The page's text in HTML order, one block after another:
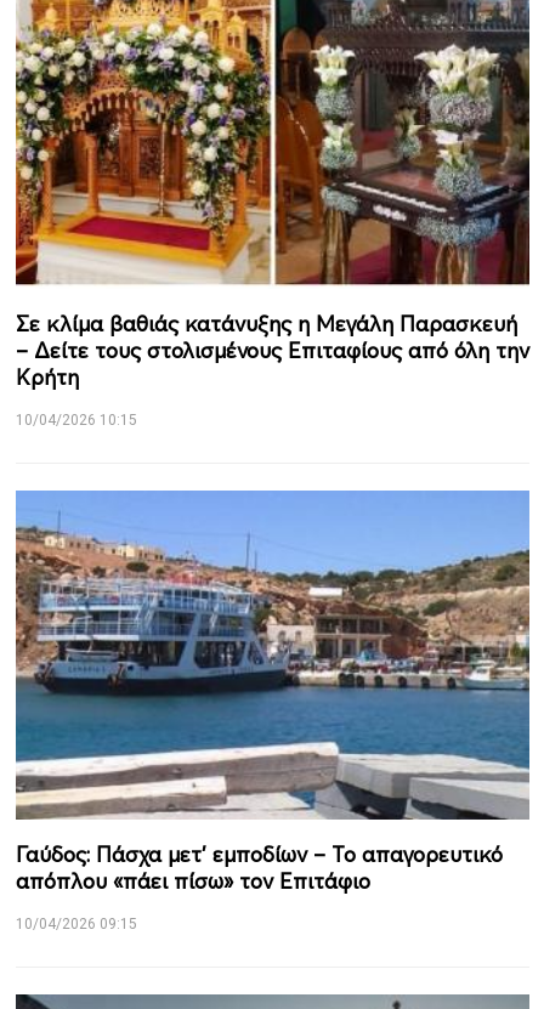
Σε κλίμα βαθιάς κατάνυξης η Μεγάλη Παρασκευή
– Δείτε τους στολισμένους Επιταφίους από όλη την
Κρήτη
10/04/2026 10:15
Γαύδος: Πάσχα μετ’ εμποδίων – Το απαγορευτικό
απόπλου «πάει πίσω» τον Επιτάφιο
10/04/2026 09:15